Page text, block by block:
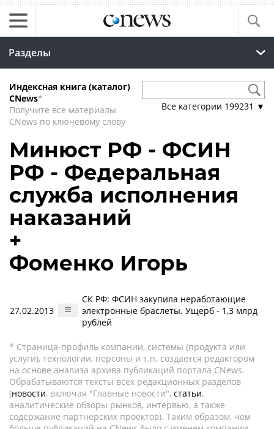
Разделы
Индексная книга (каталог)
CNews*
Получите все материалы
CNews по ключевому слову
Все категории 199231 ▼
Минюст РФ - ФСИН
РФ - Федеральная
служба исполнения
наказаний
+
Фоменко Игорь
27.02.2013
СК РФ: ФСИН закупила неработающие
электронные браслеты. Ущерб - 1,3 млрд
рублей
* Страница-профиль компании, системы (продукта или
услуги), технологии, персоны и т.п. создается редактором
на основе анализа архива публикаций портала CNews.
Обрабатываются тексты всех редакционных разделов
(новости, включая "Главные новости", статьи,
аналитические обзоры рынков, интервью, а также
содержание партнёрских проектов). Таким образом, чем